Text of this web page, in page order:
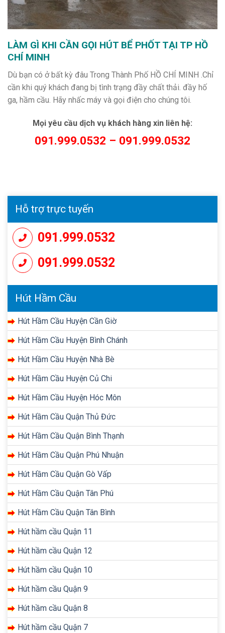
LÀM GÌ KHI CẦN GỌI HÚT BỂ PHỐT TẠI TP HỒ
CHÍ MINH
Dù bạn có ở bất kỳ đâu Trong Thành Phố HỒ CHÍ MINH .Chỉ
cần khi quý khách đang bị tình trạng đầy chất thải. đầy hố
ga, hầm cầu. Hãy nhấc máy và gọi điện cho chúng tôi.
Mọi yêu cầu dịch vụ khách hàng xin liên hệ:
091.999.0532 – 091.999.0532
Hỗ trợ trực tuyến
091.999.0532
091.999.0532
Hút Hầm Cầu
Hút Hầm Cầu Huyện Cần Giờ
Hút Hầm Cầu Huyện Bình Chánh
Hút Hầm Cầu Huyện Nhà Bè
Hút Hầm Cầu Huyện Củ Chi
Hút Hầm Cầu Huyện Hóc Môn
Hút Hầm Cầu Quận Thủ Đức
Hút Hầm Cầu Quận Bình Thạnh
Hút Hầm Cầu Quận Phú Nhuận
Hút Hầm Cầu Quận Gò Vấp
Hút Hầm Cầu Quận Tân Phú
Hút Hầm Cầu Quận Tân Bình
Hút hầm cầu Quận 11
Hút hầm cầu Quận 12
Hút hầm cầu Quận 10
Hút hầm cầu Quận 9
Hút hầm cầu Quận 8
Hút hầm cầu Quận 7